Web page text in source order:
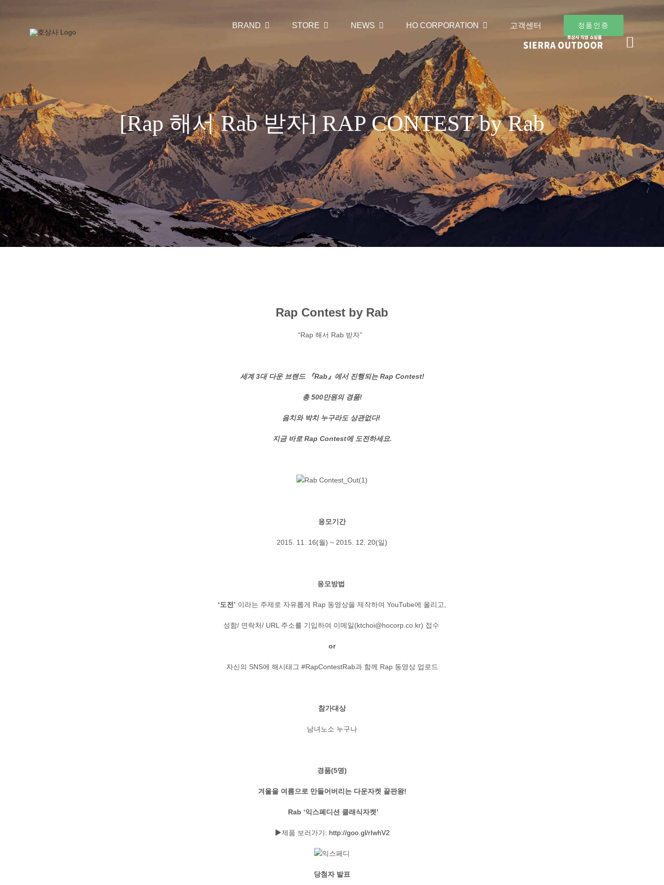
BRAND STORE NEWS HO CORPORATION 고객센터 정품인증
[Rap 해서 Rab 받자] RAP CONTEST by Rab
Rap Contest by Rab
“Rap 해서 Rab 받자”
세계 3대 다운 브랜드 『Rab』에서 진행되는 Rap Contest!
총 500만원의 경품!
음치와 박치 누구라도 상관없다!
지금 바로 Rap Contest에 도전하세요.
응모기간
2015. 11. 16(월) ~ 2015. 12. 20(일)
응모방법
‘도전’ 이라는 주제로 자유롭게 Rap 동영상을 제작하여 YouTube에 올리고,
성함/ 연락처/ URL 주소를 기입하여 이메일(ktchoi@hocorp.co.kr) 접수
or
자신의 SNS에 해시태그 #RapContestRab과 함께 Rap 동영상 업로드
참가대상
남녀노소 누구나
경품(5명)
겨울을 여름으로 만들어버리는 다운자켓 끝판왕!
Rab ‘익스페디션 클래식자켓’
▶제품 보러가기: http://goo.gl/rIwhV2
당첨자 발표